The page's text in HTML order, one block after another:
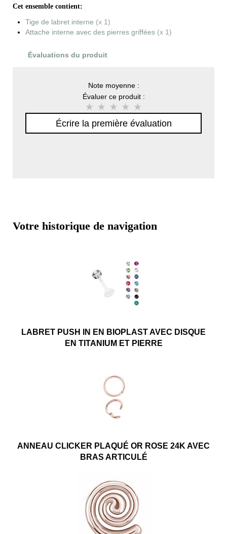
Cet ensemble contient:
Tige de labret interne (x 1)
Attache interne avec des pierres griffées (x 1)
Évaluations du produit
Note moyenne :
Évaluer ce produit :
Écrire la première évaluation
Votre historique de navigation
LABRET PUSH IN EN BIOPLAST AVEC DISQUE
EN TITANIUM ET PIERRE
ANNEAU CLICKER PLAQUÉ OR ROSE 24K AVEC
BRAS ARTICULÉ